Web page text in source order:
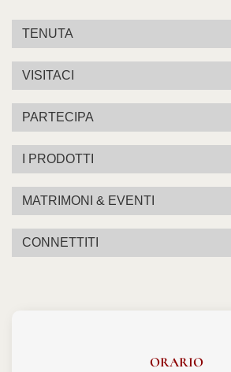
TENUTA
VISITACI
PARTECIPA
I PRODOTTI
MATRIMONI & EVENTI
CONNETTITI
ORARIO